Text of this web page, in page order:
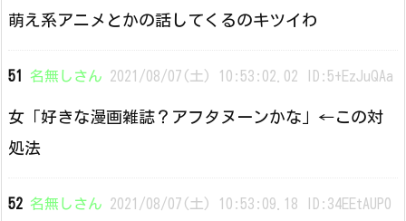
萌え系アニメとかの話してくるのキツイわ
51 名無しさん 2021/08/07(土) 10:53:02.02 ID:5+EzJuQAa
女「好きな漫画雑誌？アフタヌーンかな」←この対
処法
52 名無しさん 2021/08/07(土) 10:53:09.18 ID:34EEtAUP0